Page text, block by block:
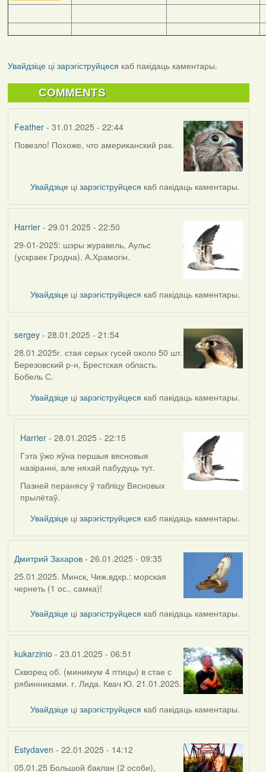
Увайдзіцеці зарэгіструйцеся каб пакідаць каментары.
COMMENTS
Feather- 31.01.2025 - 22:44
Повезло! Похоже, что американский рак.
Увайдзіце цізарэгіструйцеся каб пакідаць каментары.
Harrier- 29.01.2025 - 22:50
29-01-2025: шэры журавель, Аульс
(ускраек Гродна). А.Храмогін.
Увайдзіце цізарэгіструйцеся каб пакідаць каментары.
sergey- 28.01.2025 - 21:54
28.01.2025г. стая серых гусей около 50 шт.
Березовский р-н, Брестская область.
Бобель С.
Увайдзіце цізарэгіструйцеся каб пакідаць каментары.
Harrier - 28.01.2025 - 22:15
In
reply
to
by
Гэта ўжо яўна першыя вясновыя
назіранні, але няхай пабудуць тут.
Пазней перанясу ў табліцу Вясновых
прылётаў.
Увайдзіце цізарэгіструйцеся каб пакідаць каментары.
Дмитрий Захаров- 26.01.2025 - 09:35
25.01.2025. Минск, Чиж.вдхр.: морская
чернеть (1 ос., самка)!
Увайдзіце цізарэгіструйцеся каб пакідаць каментары.
kukarzinio - 23.01.2025 - 06:51
Скворец об. (минимум 4 птицы) в стае с
рябинниками. г. Лида. Квач Ю. 21.01.2025.
Увайдзіце цізарэгіструйцеся каб пакідаць каментары.
Estydaven - 22.01.2025 - 14:12
05.01.25 Большой баклан (2 особи),